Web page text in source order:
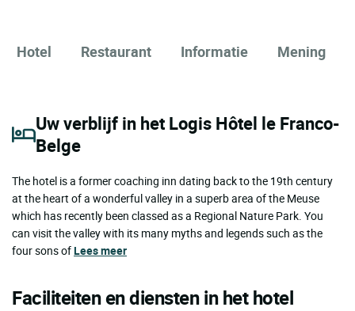
Hotel Restaurant Informatie Mening
Uw verblijf in het Logis Hôtel le Franco-
Belge
The hotel is a former coaching inn dating back to the 19th century
at the heart of a wonderful valley in a superb area of the Meuse
which has recently been classed as a Regional Nature Park. You
can visit the valley with its many myths and legends such as the
four sons ofLees meer
Faciliteiten en diensten in het hotel